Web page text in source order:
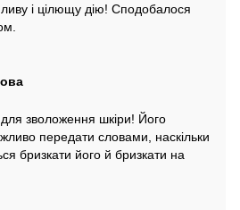
і цілющу дію! Сподобалося
зволоження шкіри! Його
передати словами, наскільки
бризкати його й бризкати на